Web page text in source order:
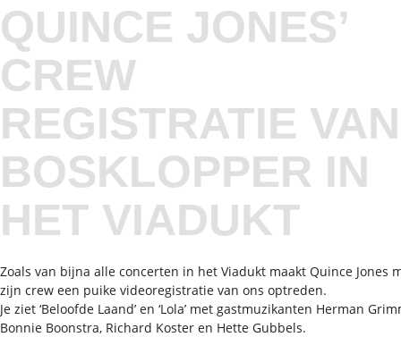
QUINCE JONES’
CREW
REGISTRATIE VAN
BOSKLOPPER IN
HET VIADUKT
Zoals van bijna alle concerten in het Viadukt maakt Quince Jones
zijn crew een puike videoregistratie van ons optreden.
Je ziet ‘Beloofde Laand’ en ‘Lola’ met gastmuzikanten Herman
Bonnie Boonstra, Richard Koster en Hette Gubbels.